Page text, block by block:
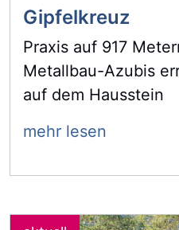
Gipfelkreuz
Praxis auf 917
Metallbau-Azubis
auf dem Hausstein
mehr lesen